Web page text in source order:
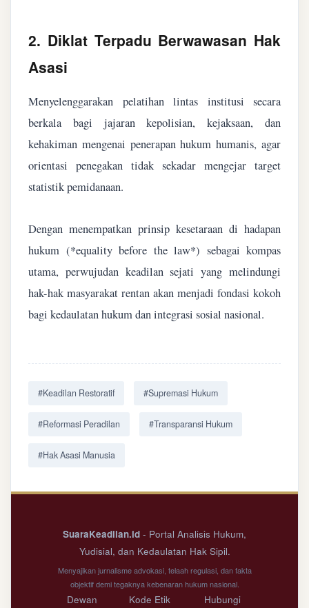
2. Diklat Terpadu Berwawasan Hak
Asasi
Menyelenggarakan pelatihan lintas institusi secara
berkala bagi jajaran kepolisian, kejaksaan, dan
kehakiman mengenai penerapan hukum humanis, agar
orientasi penegakan tidak sekadar mengejar target
statistik pemidanaan.
Dengan menempatkan prinsip kesetaraan di hadapan
hukum (*equality before the law*) sebagai kompas
utama, perwujudan keadilan sejati yang melindungi
hak-hak masyarakat rentan akan menjadi fondasi kokoh
bagi kedaulatan hukum dan integrasi sosial nasional.
#Keadilan Restoratif #Supremasi Hukum
#Reformasi Peradilan #Transparansi Hukum
#Hak Asasi Manusia
SuaraKeadilan.id - Portal Analisis Hukum,
Yudisial, dan Kedaulatan Hak Sipil.
Menyajikan jurnalisme advokasi, telaah regulasi, dan fakta
objektif demi tegaknya kebenaran hukum nasional.
Dewan Kode Etik Hubungi